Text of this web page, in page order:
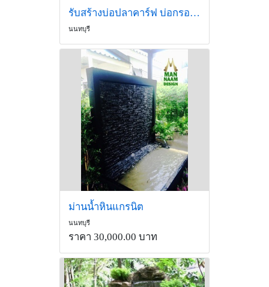
รับสร้างบ่อปลาคาร์ฟ บ่อกรอง น้ำตกจำลอง ตามขนาดพื้นที่
นนทบุรี
ม่านน้ำหินแกรนิต
นนทบุรี
ราคา 30,000.00 บาท